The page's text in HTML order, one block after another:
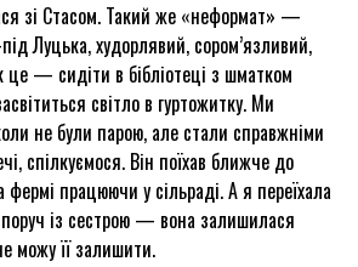
зі Стасом. Такий же «неформат» —
Луцька, худорлявий, сором’язливий,
це — сидіти в бібліотеці з шматком
світло в гуртожитку. Ми
не були парою, але стали справжніми
спілкуємося. Він поїхав ближче до
фермі працюючи у сільраді. А я переїхала
із сестрою — вона залишилася
можу її залишити.